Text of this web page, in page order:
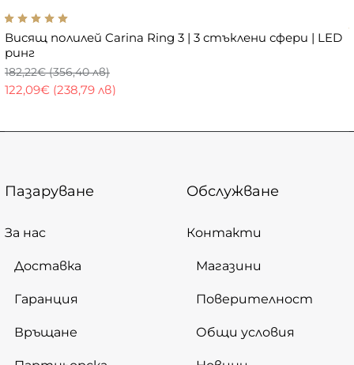
Висящ полилей Carina Ring 3 | 3 стъклени сфери | LED
ринг
122,09€ (238,79 лв)
182,22€ (356,40 лв)
Пазаруване
За нас
Доставка
Гаранция
Връщане
Обслужване
Контакти
Магазини
Поверителност
Общи условия